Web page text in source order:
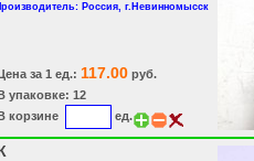
Россия, г.Невинномысск
за 1 ед.: 117.00руб.
упаковке: 12
корзине
ед.